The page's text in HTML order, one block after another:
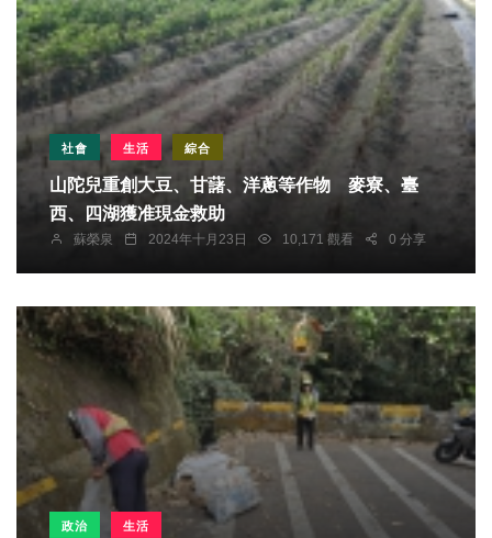
社會 生活 綜合
山陀兒重創大豆、甘藷、洋蔥等作物 麥寮、臺
西、四湖獲准現金救助
蘇榮泉 2024年十月23日 10,171 觀看 0 分享
政治 生活